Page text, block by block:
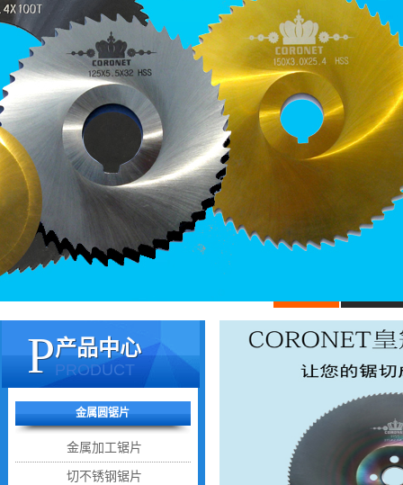
P产品中心
PRODUCT
金属圆锯片
金属加工锯片
切不锈钢锯片